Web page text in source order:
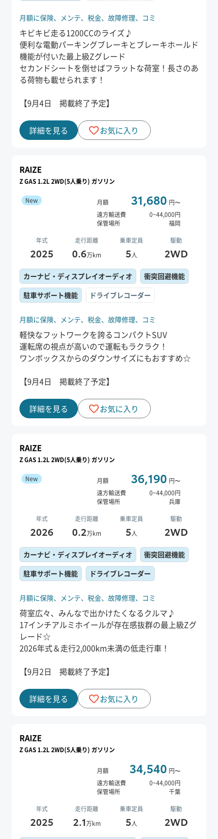
月額に保険、 メンテ、 税金、 故障修理、 コミ
キビキビ走る1200CCのライズ♪
便利な電動パーキングブレーキとブレーキホールド
機能が付いた最上級Zグレード
セカンドシートを倒せばフラットな荷室！長さのあ
る荷物も載せられます！
【9月4日 掲載終了予定】
詳細を見る お気に入り
RAIZE
Z GAS 1.2L 2WD(5人乗り) ガソリン
New 月額 31,680 円〜
遠方輸送費
0~44,000円
保管場所
福岡
年式 走行距離 乗車定員 駆動
2025 0.6万km 5人 2WD
月額に保険、 メンテ、 税金、 故障修理、 コミ
軽快なフットワークを誇るコンパクトSUV
運転席の視点が高いので運転もラクラク！
ワンボックスからのダウンサイズにもおすすめ☆
【9月4日 掲載終了予定】
カーナビ・ディスプレイオーディオ
衝突回避機能
駐車サポート機能
ドライブレコーダー
詳細を見る お気に入り
RAIZE
Z GAS 1.2L 2WD(5人乗り) ガソリン
New 月額 36,190 円〜
遠方輸送費
0~44,000円
保管場所
兵庫
年式 走行距離 乗車定員 駆動
2026 0.2万km 5人 2WD
月額に保険、 メンテ、 税金、 故障修理、 コミ
荷室広々、みんなで出かけたくなるクルマ♪
17インチアルミホイールが存在感抜群の最上級Zグ
レード☆
2026年式＆走行2,000km未満の低走行車！
【9月2日 掲載終了予定】
カーナビ・ディスプレイオーディオ
衝突回避機能
駐車サポート機能
ドライブレコーダー
詳細を見る お気に入り
RAIZE
Z GAS 1.2L 2WD(5人乗り) ガソリン
月額 34,540 円〜
遠方輸送費
0~44,000円
保管場所
千葉
年式 走行距離 乗車定員 駆動
2025 2.1万km 5人 2WD